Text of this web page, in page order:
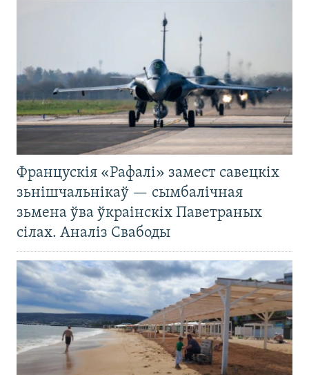
Францускія «Рафалі» замест савецкіх
зьнішчальнікаў — сымбалічная
зьмена ўва ўкраінскіх Паветраных
сілах. Аналіз Свабоды